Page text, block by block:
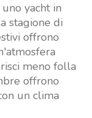
yacht in
stagione di
offrono
meno folla
offrono
un clima